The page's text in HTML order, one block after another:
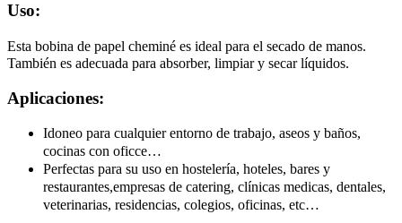
Uso:
Esta bobina de papel cheminé es ideal para el secado de manos.
También es adecuada para absorber, limpiar y secar líquidos.
Aplicaciones:
Idoneo para cualquier entorno de trabajo, aseos y baños,
cocinas con oficce…
Perfectas para su uso en hostelería, hoteles, bares y
restaurantes,empresas de catering, clínicas medicas, dentales,
veterinarias, residencias, colegios, oficinas, etc…